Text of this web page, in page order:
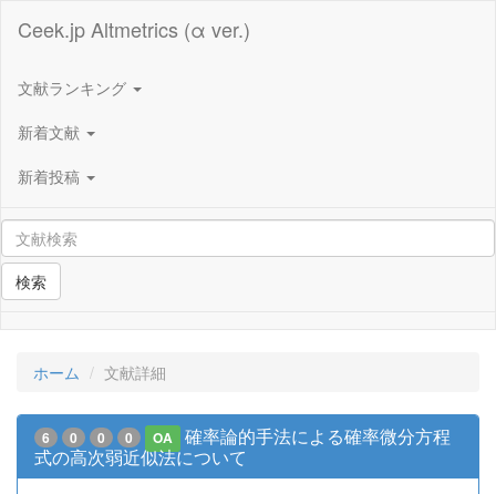
Ceek.jp Altmetrics (α ver.)
文献ランキング
新着文献
新着投稿
検索
ホーム 文献詳細
6 0 0 0 OA
確率論的手法による確率微分方程
式の高次弱近似法について